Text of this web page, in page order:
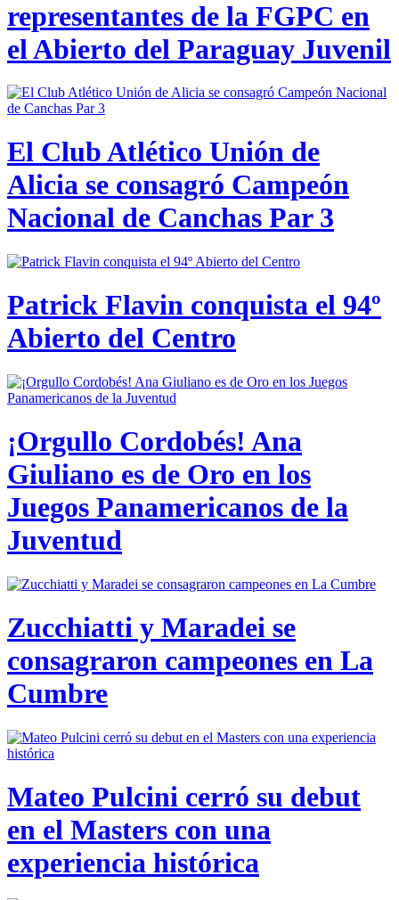
representantes de la FGPC en
el Abierto del Paraguay Juvenil
El Club Atlético Unión de
Alicia se consagró Campeón
Nacional de Canchas Par 3
Patrick Flavin conquista el 94º
Abierto del Centro
¡Orgullo Cordobés! Ana
Giuliano es de Oro en los
Juegos Panamericanos de la
Juventud
Zucchiatti y Maradei se
consagraron campeones en La
Cumbre
Mateo Pulcini cerró su debut
en el Masters con una
experiencia histórica